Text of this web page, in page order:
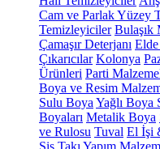
Cam ve Parlak Yüzey
Temizleyiciler Bulaşık
Çamaşır Deterjanı Elde
Çıkarıcılar Kolonya
Ürünleri Parti
Boya ve Resim
Sulu Boya Yağlı Boya
Boyaları Metalik Boya
ve Rulosu Tuval El İşi
Şiş Takı Yapım